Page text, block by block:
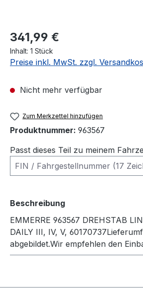
Regulärer Preis:
341,99 €
Inhalt: 1 Stück
Preise inkl. MwSt. zzgl.
Nicht mehr verfügbar
Zum Merkzettel hinzufügen
Produktnummer: 963567
Passt dieses Teil zu meinem
Beschreibung
EMMERRE 963567 DREHSTAB
DAILY III, IV, V,
abgebildet.Wir empfehlen den